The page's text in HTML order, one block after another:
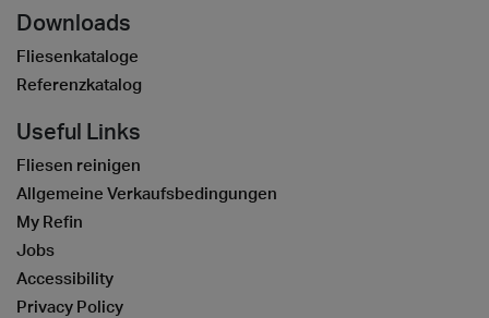
Downloads
Fliesenkataloge
Referenzkatalog
Useful Links
Fliesen reinigen
Allgemeine Verkaufsbedingungen
My Refin
Jobs
Accessibility
Privacy Policy